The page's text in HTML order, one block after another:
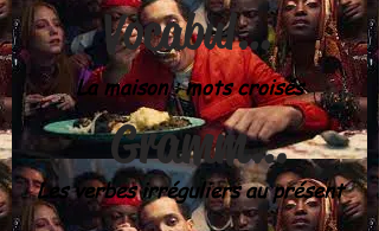
Vocabulaire
Grammaire
Les verbes irréguliers au présent
La maison : mots croisés